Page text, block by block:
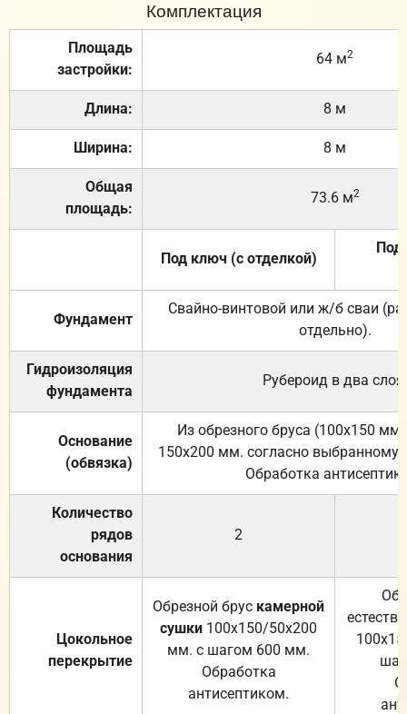
Комплектация
Площадь
застройки:
64 м2
Длина: 8 м
Ширина: 8 м
Общая
площадь:
73.6 м2
Под ключ (с отделкой)
Под
Фундамент
Свайно-винтовой или ж/б сваи
отдельно).
Гидроизоляция
фундамента
Рубероид в два слоя.
Основание
(обвязка)
Из обрезного бруса (100х150
150х200 мм. согласно выбранному
Обработка
Количество
рядов
основания
2
Цокольное
перекрытие
Обрезной брус камерной
сушки 100х150/50х200
мм. с шагом 600 мм.
Обработка
антисептиком.